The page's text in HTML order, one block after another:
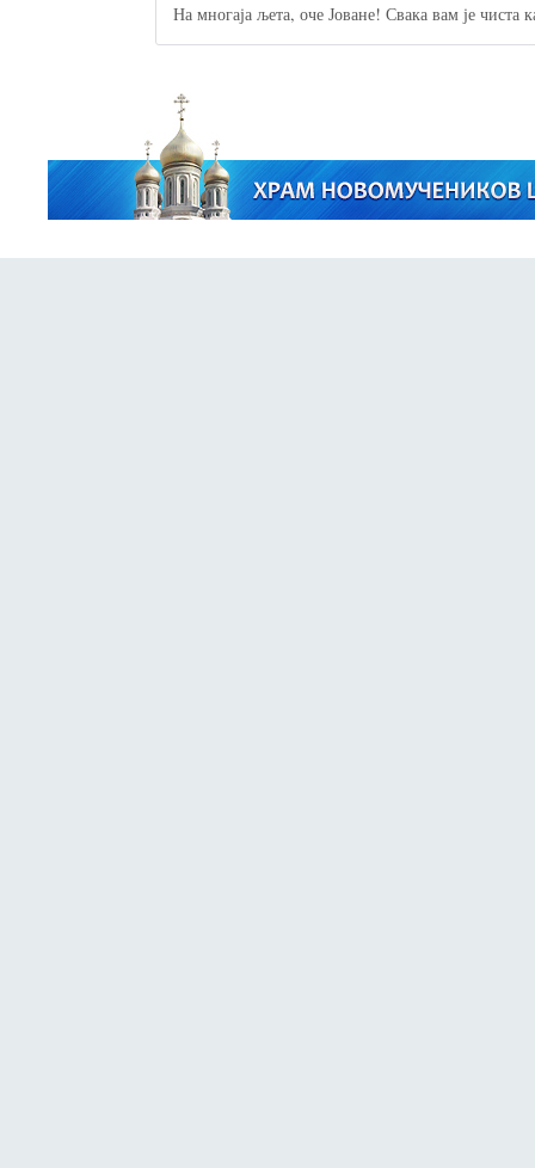
На многаја љета, оче Јоване! Свака вам је чиста